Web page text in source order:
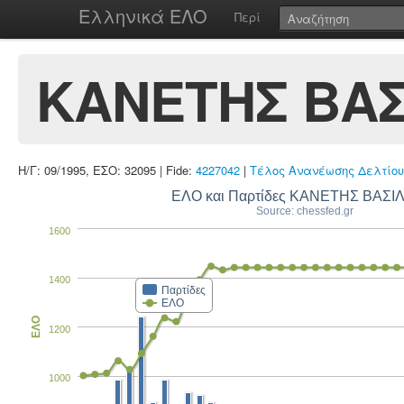
Ελληνικά ΕΛΟ Περί
ΚΑΝΕΤΗΣ
Η/Γ: 09/1995, ΕΣΟ: 32095 | Fide: 4227042 | Τέλος Ανανέωσης Δελτίου
ΕΛΟ και Παρτίδες ΚΑΝΕΤΗΣ
Source: chessfed.gr
Παρτίδες
ΕΛΟ
1000
1200
1400
1600
ΕΛΟ